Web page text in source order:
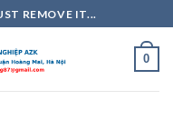
REMOVE IT...
0